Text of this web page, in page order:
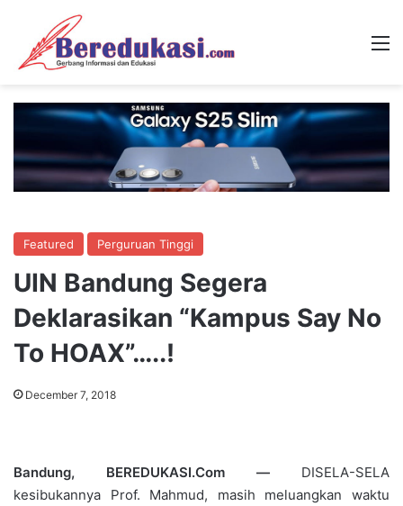
Featured Perguruan Tinggi
UIN Bandung Segera
Deklarasikan “Kampus Say No
To HOAX”…..!
December 7, 2018
Bandung, BEREDUKASI.Com — DISELA-SELA
kesibukannya Prof. Mahmud, masih meluangkan waktu